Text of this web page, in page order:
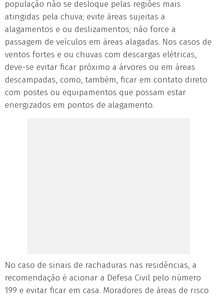
população não se desloque pelas regiões mais
atingidas pela chuva; evite áreas sujeitas a
alagamentos e ou deslizamentos; não force a
passagem de veículos em áreas alagadas. Nos casos de
ventos fortes e ou chuvas com descargas elétricas,
deve-se evitar ficar próximo a árvores ou em áreas
descampadas, como, também, ficar em contato direto
com postes ou equipamentos que possam estar
energizados em pontos de alagamento.
No caso de sinais de rachaduras nas residências, a
recomendação é acionar a Defesa Civil pelo número
199 e evitar ficar em casa. Moradores de áreas de risco